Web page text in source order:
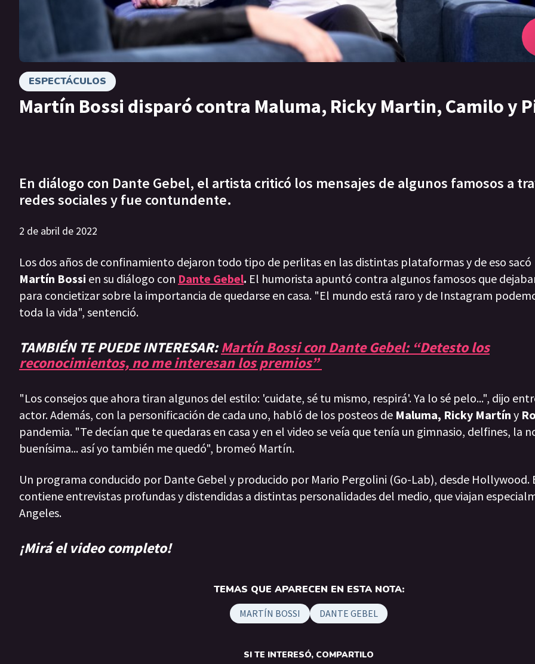
ESPECTÁCULOS
Martín Bossi disparó contra Maluma, Ricky Martin, Camilo y
En diálogo con Dante Gebel, el artista criticó los mensajes de algunos famosos a
redes sociales y fue contundente.
2 de abril de 2022
Los dos años de confinamiento dejaron todo tipo de perlitas en las distintas plataformas y de eso
Martín Bossi en su diálogo con Dante Gebel. El humorista apuntó contra algunos famosos que
para concietizar sobre la importancia de quedarse en casa. "El mundo está raro y de Instagram
toda la vida", sentenció.
TAMBIÉN TE PUEDE INTERESAR:Martín Bossi con Dante Gebel: “Detesto los
reconocimientos, no me interesan los premios”
"Los consejos que ahora tiran algunos del estilo: 'cuidate, sé tu mismo, respirá'. Ya lo sé pelo...", dijo
actor. Además, con la personificación de cada uno, habló de los posteos de Maluma, Ricky Martín y
pandemia. "Te decían que te quedaras en casa y en el video se veía que tenía un gimnasio, delfines, la
buenísima... así yo también me quedó", bromeó Martín.
Un programa conducido por Dante Gebel y producido por Mario Pergolini (Go-Lab), desde Hollywood.
contiene entrevistas profundas y distendidas a distintas personalidades del medio, que viajan
Angeles.
¡Mirá el video completo!
TEMAS QUE APARECEN EN ESTA NOTA:
MARTÍN BOSSI DANTE GEBEL
SI TE INTERESÓ, COMPARTILO